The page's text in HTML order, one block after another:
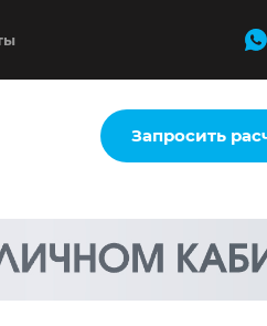
Запросить